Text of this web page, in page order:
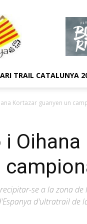
TRAIL CATALUNYA
Kortazar guanyen un
se a la zona de
d'ultratrail de